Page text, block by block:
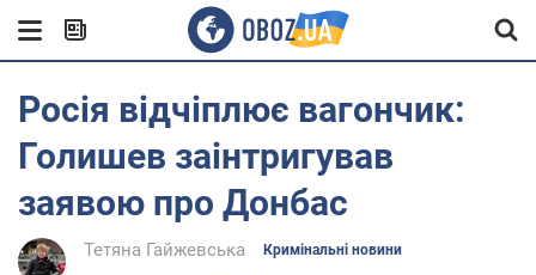
Росія відчіплює вагончик:
Голишев заінтригував
заявою про Донбас
Тетяна Гайжевська Кримінальні новини